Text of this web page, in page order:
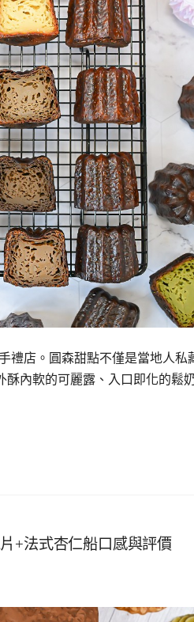
禮店。圓森甜點不僅是當地人私
內軟的可麗露、入口即化的鬆
+法式杏仁船口感與評價